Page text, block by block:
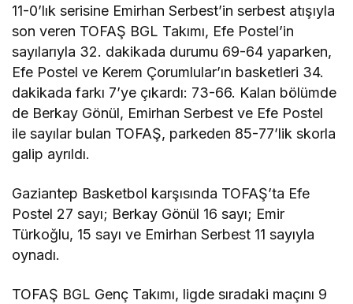
11-0’lık serisine Emirhan Serbest’in serbest atışıyla
son veren TOFAŞ BGL Takımı, Efe Postel’in
sayılarıyla 32. dakikada durumu 69-64 yaparken,
Efe Postel ve Kerem Çorumlular’ın basketleri 34.
dakikada farkı 7’ye çıkardı: 73-66. Kalan bölümde
de Berkay Gönül, Emirhan Serbest ve Efe Postel
ile sayılar bulan TOFAŞ, parkeden 85-77’lik skorla
galip ayrıldı.
Gaziantep Basketbol karşısında TOFAŞ’ta Efe
Postel 27 sayı; Berkay Gönül 16 sayı; Emir
Türkoğlu, 15 sayı ve Emirhan Serbest 11 sayıyla
oynadı.
TOFAŞ BGL Genç Takımı, ligde sıradaki maçını 9